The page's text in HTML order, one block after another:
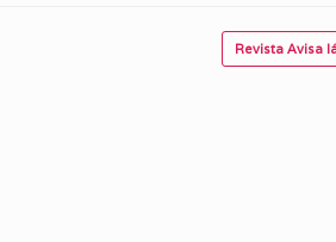
Revista Avisa